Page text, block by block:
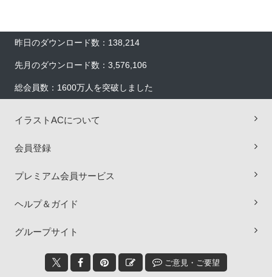
昨日のダウンロード数：138,214
先月のダウンロード数：3,576,106
総会員数：1600万人を突破しました
イラストACについて
会員登録
プレミアム会員サービス
ヘルプ＆ガイド
グループサイト
ご意見・ご要望